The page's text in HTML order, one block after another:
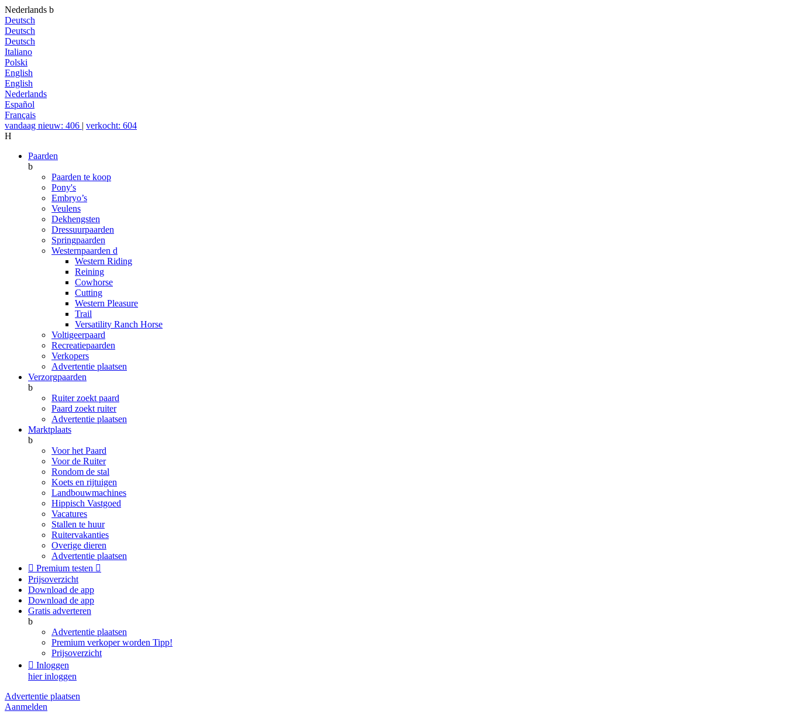
Nederlands b
Deutsch
Deutsch
Deutsch
Italiano
Polski
English
English
Nederlands
Español
Français
vandaag nieuw: 406 | verkocht: 604
H
Paarden
b
Paarden te koop
Pony's
Embryo’s
Veulens
Dekhengsten
Dressuurpaarden
Springpaarden
Westernpaarden d
Western Riding
Reining
Cowhorse
Cutting
Western Pleasure
Trail
Versatility Ranch Horse
Voltigeerpaard
Recreatiepaarden
Verkopers
Advertentie plaatsen
Verzorgpaarden
b
Ruiter zoekt paard
Paard zoekt ruiter
Advertentie plaatsen
Marktplaats
b
Voor het Paard
Voor de Ruiter
Rondom de stal
Koets en rijtuigen
Landbouwmachines
Hippisch Vastgoed
Vacatures
Stallen te huur
Ruitervakanties
Overige dieren
Advertentie plaatsen
 Premium testen 
Prijsoverzicht
Download de app
Download de app
Gratis adverteren
b
Advertentie plaatsen
Premium verkoper worden Tipp!
Prijsoverzicht
 Inloggen
hier inloggen
Advertentie plaatsen
Aanmelden